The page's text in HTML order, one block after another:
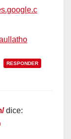
RESPONDER
dice: